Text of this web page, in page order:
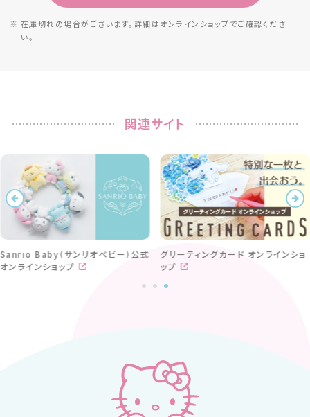
※ 在庫切れの場合がございます。詳細はオンラインショップでご確認くださ
い。
関連サイト
Sanrio Baby（サンリオベビー）公式
オンラインショップ
グリーティングカード オンラインショ
ップ